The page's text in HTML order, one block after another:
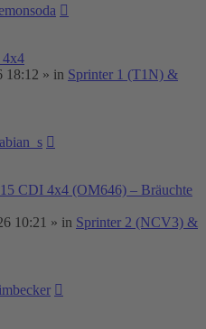
4x4
18:12 » in Sprinter 1 (T1N) &
CDI 4x4 (OM646) – Bräuchte
10:21 » in Sprinter 2 (NCV3) &